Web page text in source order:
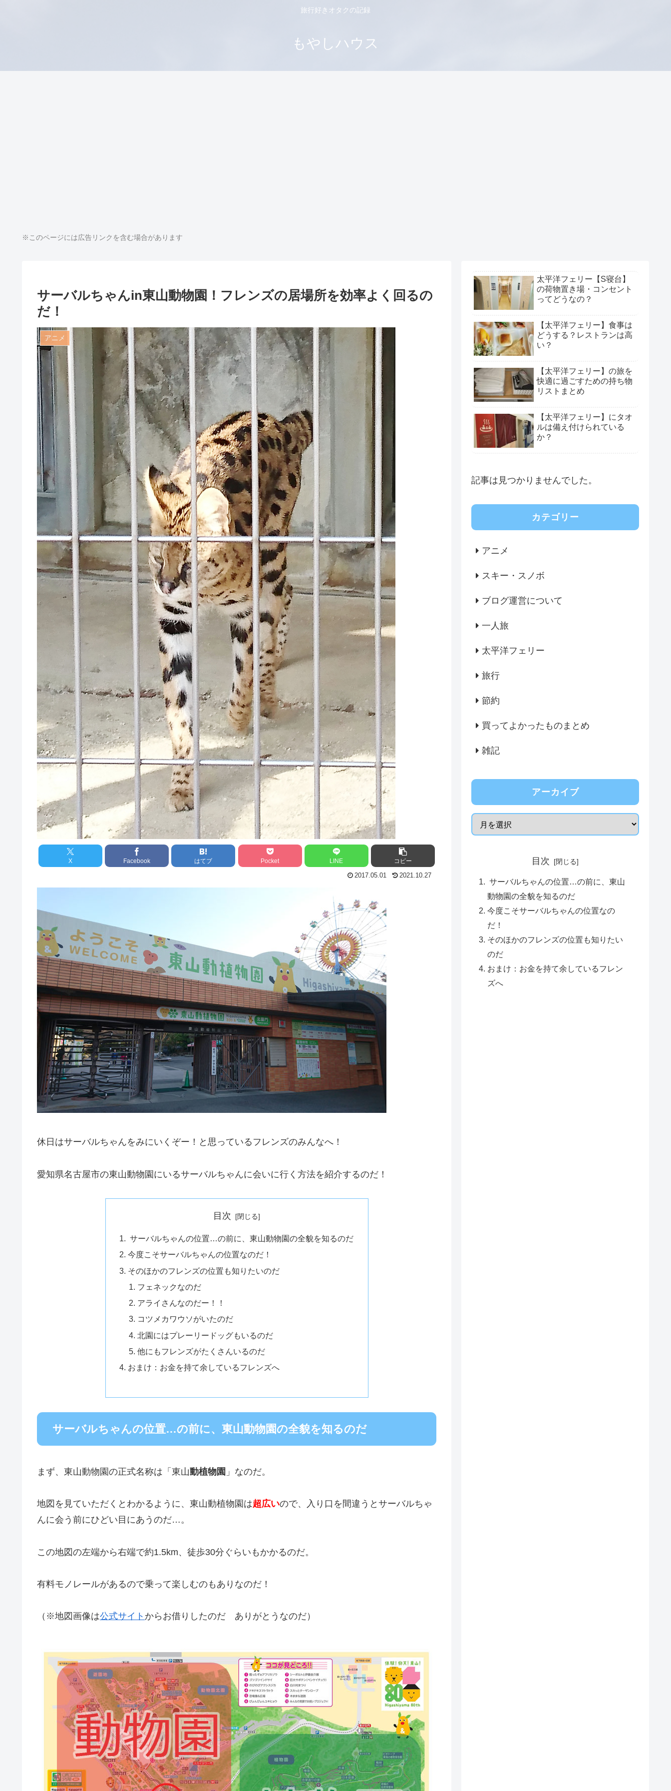
旅行好きオタクの記録
もやしハウス
※このページには広告リンクを含む場合があります
サーバルちゃんin東山動物園！フレンズの居場所を効率よく回るの
だ！
アニメ
X Facebook はてブ Pocket LINE コピー
2017.05.01 2021.10.27
休日はサーバルちゃんをみにいくぞー！と思っているフレンズのみんなへ！
愛知県名古屋市の東山動物園にいるサーバルちゃんに会いに行く方法を紹介するのだ！
目次
サーバルちゃんの位置…の前に、東山動物園の全貌を知るのだ
今度こそサーバルちゃんの位置なのだ！
そのほかのフレンズの位置も知りたいのだ
フェネックなのだ
アライさんなのだー！！
コツメカワウソがいたのだ
北園にはプレーリードッグもいるのだ
他にもフレンズがたくさんいるのだ
おまけ：お金を持て余しているフレンズへ
サーバルちゃんの位置…の前に、東山動物園の全貌を知るのだ
まず、東山動物園の正式名称は「東山動植物園 」なのだ。
地図を見ていただくとわかるように、東山動植物園は超広いので、入り口を間違うとサーバルちゃ
んに会う前にひどい目にあうのだ…。
この地図の左端から右端で約1.5km、徒歩30分ぐらいもかかるのだ。
有料モノレールがあるので乗って楽しむのもありなのだ！
（※地図画像は公式サイト からお借りしたのだ ありがとうなのだ）
太平洋フェリー【S寝台】
の荷物置き場・コンセント
ってどうなの？
【太平洋フェリー】食事は
どうする？レストランは高
い？
【太平洋フェリー】の旅を
快適に過ごすための持ち物
リストまとめ
【太平洋フェリー】にタオ
ルは備え付けられている
か？
記事は見つかりませんでした。
カテゴリー
アニメ
スキー・スノボ
ブログ運営について
一人旅
太平洋フェリー
旅行
節約
買ってよかったものまとめ
雑記
アーカイブ
目次
サーバルちゃんの位置…の前に、東山
動物園の全貌を知るのだ
今度こそサーバルちゃんの位置なの
だ！
そのほかのフレンズの位置も知りたい
のだ
おまけ：お金を持て余しているフレン
ズへ